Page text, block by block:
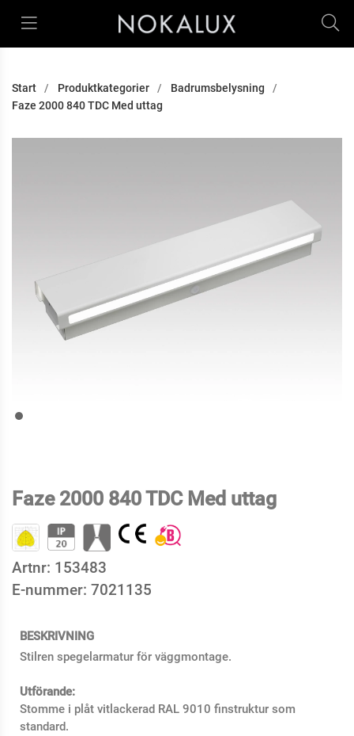
Start Produktkategorier
Badrumsbelysning
Faze 2000 840 TDC Med uttag
Faze 2000 840 TDC Med uttag
Artnr: 153483
E-nummer: 7021135
BESKRIVNING
Stilren spegelarmatur för väggmontage.
Utförande:
Stomme i plåt vitlackerad RAL 9010 finstruktur som
standard.